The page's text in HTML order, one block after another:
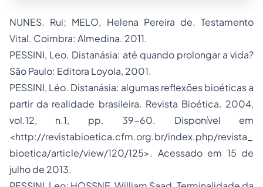
NUNES. Rui; MELO, Helena Pereira de. Testamento
Vital. Coimbra: Almedina. 2011.
PESSINI, Leo. Distanásia: até quando prolongar a vida?
São Paulo: Editora Loyola, 2001.
PESSINI, Léo. Distanásia: algumas reflexões bioéticas a
partir da realidade brasileira. Revista Bioética. 2004,
vol.12, n.1, pp. 39-60. Disponível em
<http://revistabioetica.cfm.org.br/index.php/revista_
bioetica/article/view/120/125>. Acessado em 15 de
julho de 2013.